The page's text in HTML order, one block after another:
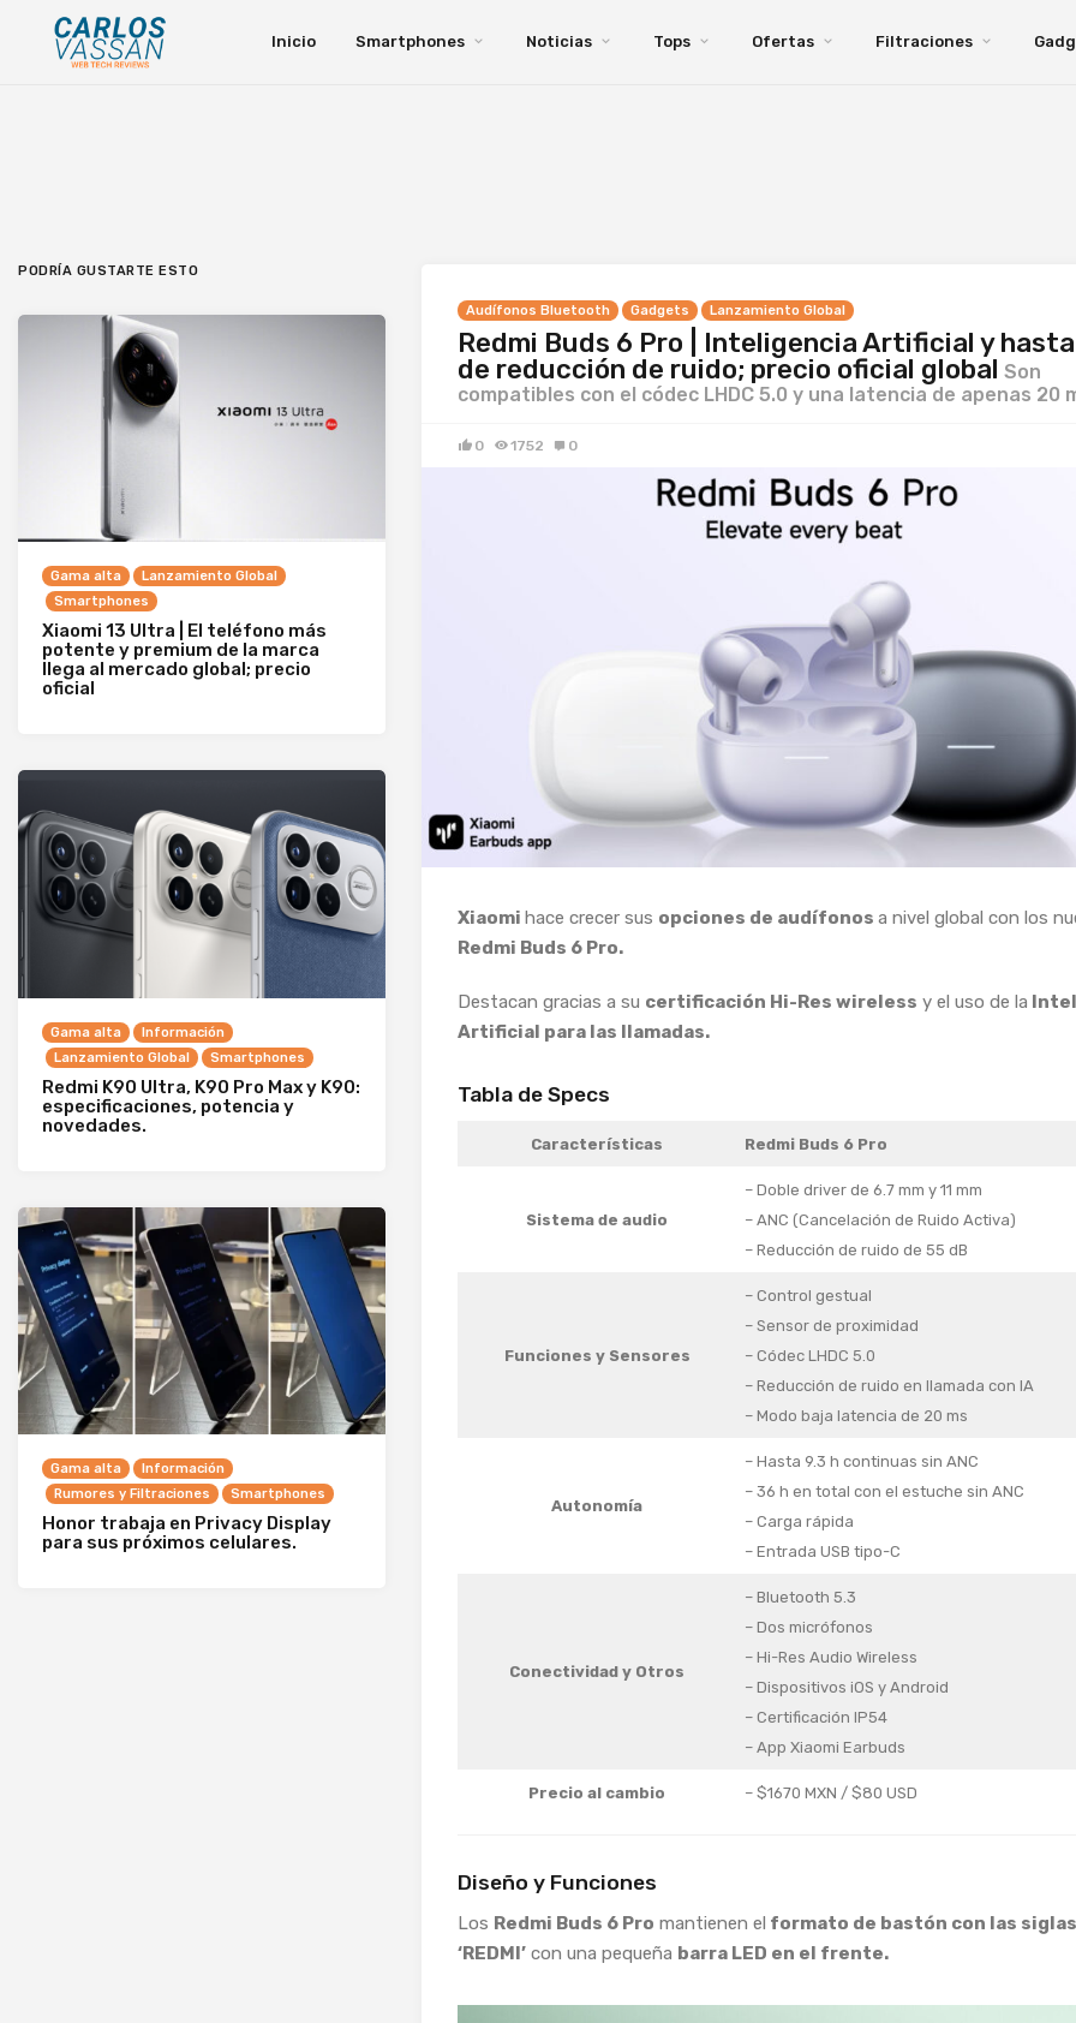
Inicio Smartphones Noticias Tops Ofertas Filtraciones
Audífonos Bluetooth Gadgets Lanzamiento Global
Redmi Buds 6 Pro | Inteligencia Artificial y
de reducción de ruido; precio oficial global Son
compatibles con el códec LHDC 5.0 y una latencia de apenas 20
0 1752 0
Xiaomi hace crecer sus opciones de audífonos a nivel global con los
Redmi Buds 6 Pro.
Destacan gracias a su certificación Hi-Res wireless y el uso de la
Artificial para las llamadas.
Tabla de Specs
Características Redmi Buds 6 Pro
Sistema de audio
– Doble driver de 6.7 mm y 11 mm
– ANC (Cancelación de Ruido Activa)
– Reducción de ruido de 55 dB
Funciones y Sensores
– Control gestual
– Sensor de proximidad
– Códec LHDC 5.0
– Reducción de ruido en llamada con IA
– Modo baja latencia de 20 ms
Autonomía
– Hasta 9.3 h continuas sin ANC
– 36 h en total con el estuche sin ANC
– Carga rápida
– Entrada USB tipo-C
Conectividad y Otros
– Bluetooth 5.3
– Dos micrófonos
– Hi-Res Audio Wireless
– Dispositivos iOS y Android
– Certificación IP54
– App Xiaomi Earbuds
Precio al cambio – $1670 MXN / $80 USD
Diseño y Funciones
Los Redmi Buds 6 Pro mantienen el formato de bastón con las
‘REDMI’ con una pequeña barra LED en el frente.
PODRÍA GUSTARTE ESTO
Gama alta
Lanzamiento Global
Smartphones
Xiaomi 13 Ultra | El teléfono más
potente y premium de la marca
llega al mercado global; precio
oficial
Gama alta
Información
Lanzamiento Global
Smartphones
Redmi K90 Ultra, K90 Pro Max y K90:
especificaciones, potencia y
novedades.
Gama alta
Información
Rumores y Filtraciones
Smartphones
Honor trabaja en Privacy Display
para sus próximos celulares.